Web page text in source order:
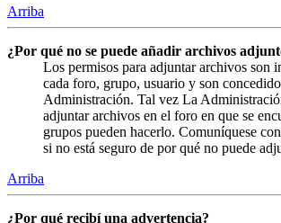
Arriba
¿Por qué no se puede añadir archivos
Los permisos para adjuntar archivos son
cada foro, grupo, usuario y son
Administración. Tal vez La
adjuntar archivos en el foro en que se
grupos pueden hacerlo. Comuníquese
si no está seguro de por qué no puede
Arriba
¿Por qué recibí una advertencia?